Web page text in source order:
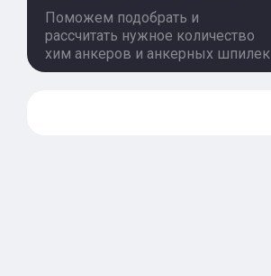
Поможем подобрать и
рассчитать нужное количество
хим анкеров и анкерных шпилек